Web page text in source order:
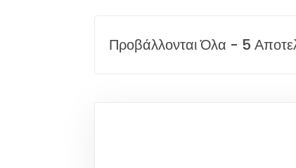
Προβάλλονται Όλα - 5